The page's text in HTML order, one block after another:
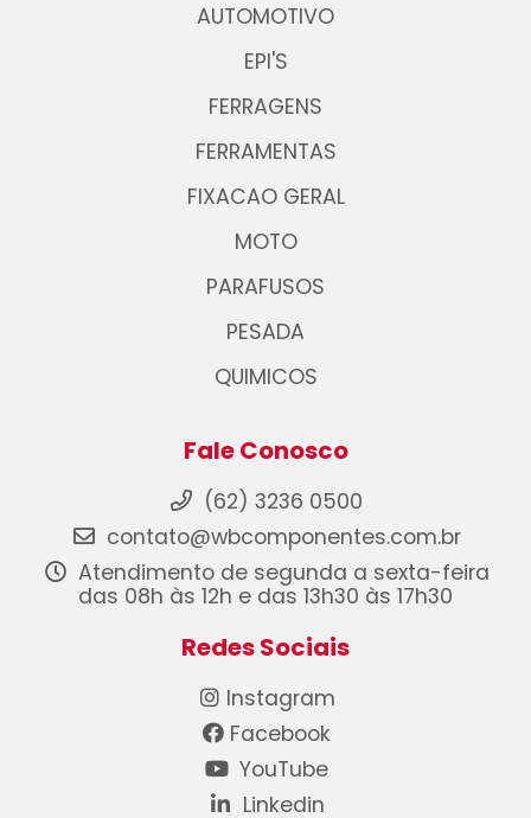
AUTOMOTIVO
EPI'S
FERRAGENS
FERRAMENTAS
FIXACAO GERAL
MOTO
PARAFUSOS
PESADA
QUIMICOS
Fale Conosco
(62) 3236 0500
contato@wbcomponentes.com.br
Atendimento de segunda a sexta-feira
das 08h às 12h e das 13h30 às 17h30
Redes Sociais
Instagram
Facebook
YouTube
Linkedin